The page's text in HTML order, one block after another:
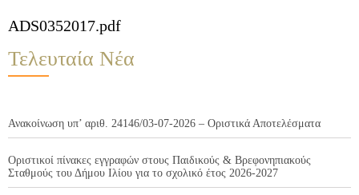
ADS0352017.pdf
Τελευταία Νέα
Ανακοίνωση υπ’ αριθ. 24146/03-07-2026 – Οριστικά Αποτελέσματα
Οριστικοί πίνακες εγγραφών στους Παιδικούς & Βρεφονηπιακούς
Σταθμούς του Δήμου Ιλίου για το σχολικό έτος 2026-2027